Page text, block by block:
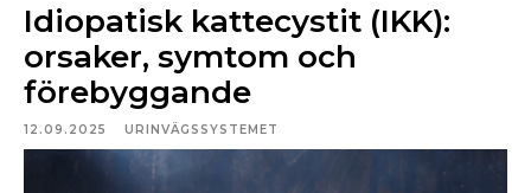
Idiopatisk kattecystit (IKK):
orsaker, symtom och
förebyggande
12.09.2025 URINVÄGSSYSTEMET